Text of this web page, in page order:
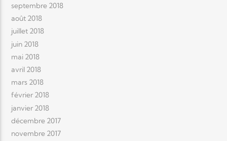
septembre 2018
août 2018
juillet 2018
juin 2018
mai 2018
avril 2018
mars 2018
février 2018
janvier 2018
décembre 2017
novembre 2017